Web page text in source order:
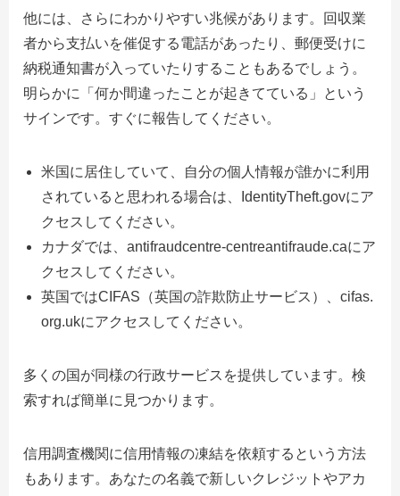
他には、さらにわかりやすい兆候があります。回収業
者から支払いを催促する電話があったり、郵便受けに
納税通知書が入っていたりすることもあるでしょう。
明らかに「何か間違ったことが起きてている」という
サインです。すぐに報告してください。
米国に居住していて、自分の個人情報が誰かに利用
されていると思われる場合は、IdentityTheft.govにア
クセスしてください。
カナダでは、antifraudcentre-centreantifraude.caにア
クセスしてください。
英国ではCIFAS（英国の詐欺防止サービス）、cifas.
org.ukにアクセスしてください。
多くの国が同様の行政サービスを提供しています。検
索すれば簡単に見つかります。
信用調査機関に信用情報の凍結を依頼するという方法
もあります。あなたの名義で新しいクレジットやアカ